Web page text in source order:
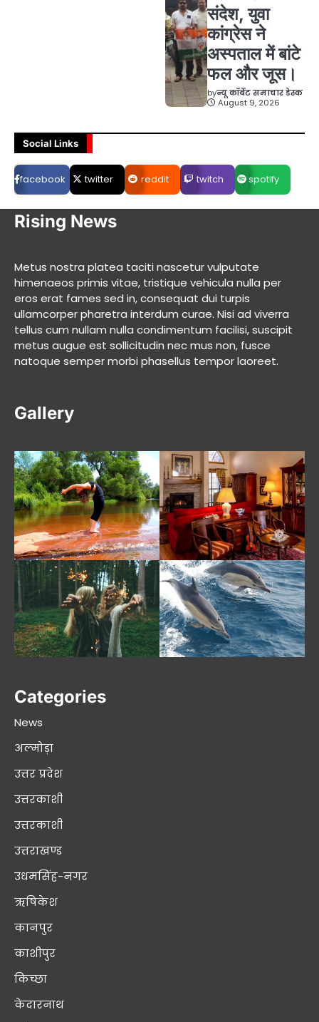
संदेश, युवा
कांग्रेस ने
अस्पताल में बांटे
फल और जूस।
byन्यू कॉर्बेट समाचार डेस्क
August 9, 2026
Social Links
facebook twitter reddit twitch spotify
Rising News
Metus nostra platea taciti nascetur vulputate
himenaeos primis vitae, tristique vehicula nulla per
eros erat fames sed in, consequat dui turpis
ullamcorper pharetra interdum curae. Nisi ad viverra
tellus cum nullam nulla condimentum facilisi, suscipit
metus augue est sollicitudin nec mus non, fusce
natoque semper morbi phasellus tempor laoreet.
Gallery
Categories
News
अल्मोड़ा
उत्तर प्रदेश
उत्तरकाशी
उत्तरकाशी
उत्तराखण्ड
उधमसिंह-नगर
ऋषिकेश
कानपुर
काशीपुर
किच्छा
केदारनाथ